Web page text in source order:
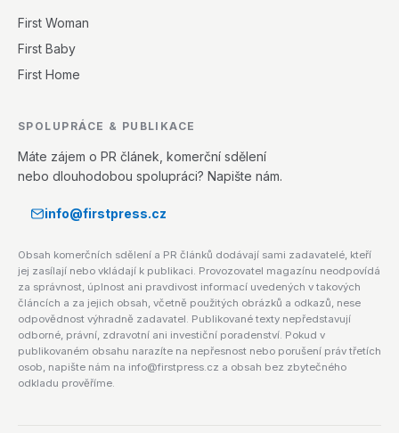
First Woman
First Baby
First Home
SPOLUPRÁCE & PUBLIKACE
Máte zájem o PR článek, komerční sdělení
nebo dlouhodobou spolupráci? Napište nám.
info@firstpress.cz
Obsah komerčních sdělení a PR článků dodávají sami zadavatelé, kteří
jej zasílají nebo vkládají k publikaci. Provozovatel magazínu neodpovídá
za správnost, úplnost ani pravdivost informací uvedených v takových
článcích a za jejich obsah, včetně použitých obrázků a odkazů, nese
odpovědnost výhradně zadavatel. Publikované texty nepředstavují
odborné, právní, zdravotní ani investiční poradenství. Pokud v
publikovaném obsahu narazíte na nepřesnost nebo porušení práv třetích
osob, napište nám na info@firstpress.cz a obsah bez zbytečného
odkladu prověříme.